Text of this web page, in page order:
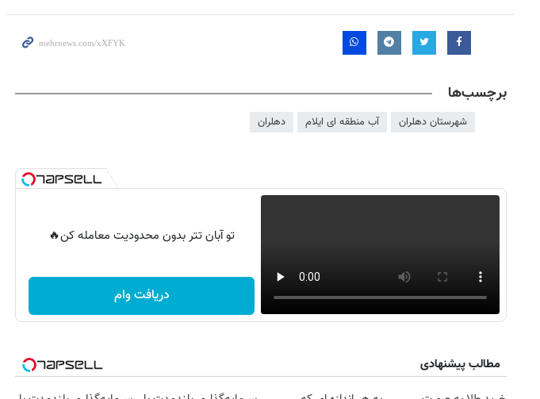
برچسب‌ها
شهرستان دهلران آب منطقه ای ایلام دهلران
تو آبان تتر بدون محدودیت معامله کن🔥
دریافت وام
مطالب پیشنهادی